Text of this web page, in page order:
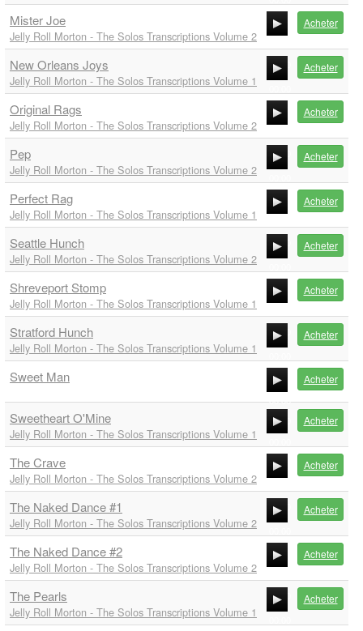
00:00
Mister Joe
Jelly Roll Morton - The Solos Transcriptions Volume 2
00:00
Acheter
New Orleans Joys
Jelly Roll Morton - The Solos Transcriptions Volume 1
00:00
Acheter
Original Rags
Jelly Roll Morton - The Solos Transcriptions Volume 2
00:00
Acheter
Pep
Jelly Roll Morton - The Solos Transcriptions Volume 2
00:00
Acheter
Perfect Rag
Jelly Roll Morton - The Solos Transcriptions Volume 1
00:00
Acheter
Seattle Hunch
Jelly Roll Morton - The Solos Transcriptions Volume 2
00:00
Acheter
Shreveport Stomp
Jelly Roll Morton - The Solos Transcriptions Volume 1
00:00
Acheter
Stratford Hunch
Jelly Roll Morton - The Solos Transcriptions Volume 1
00:00
Acheter
Sweet Man
00:00
00:00
Acheter
Sweetheart O'Mine
Jelly Roll Morton - The Solos Transcriptions Volume 1
00:00
Acheter
The Crave
Jelly Roll Morton - The Solos Transcriptions Volume 2
00:00
Acheter
The Naked Dance #1
Jelly Roll Morton - The Solos Transcriptions Volume 2
00:00
Acheter
The Naked Dance #2
Jelly Roll Morton - The Solos Transcriptions Volume 2
00:00
Acheter
The Pearls
Jelly Roll Morton - The Solos Transcriptions Volume 1
Acheter